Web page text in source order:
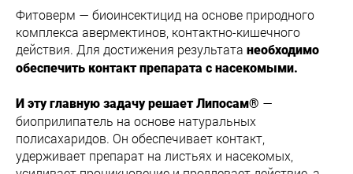
Фитоверм — биоинсектицид на основе природного
комплекса авермектинов, контактно-кишечного
действия. Для достижения результата необходимо
обеспечить контакт препарата с насекомыми.
И эту главную задачу решает Липосам® —
биоприлипатель на основе натуральных
полисахаридов. Он обеспечивает контакт,
удерживает препарат на листьях и насекомых,